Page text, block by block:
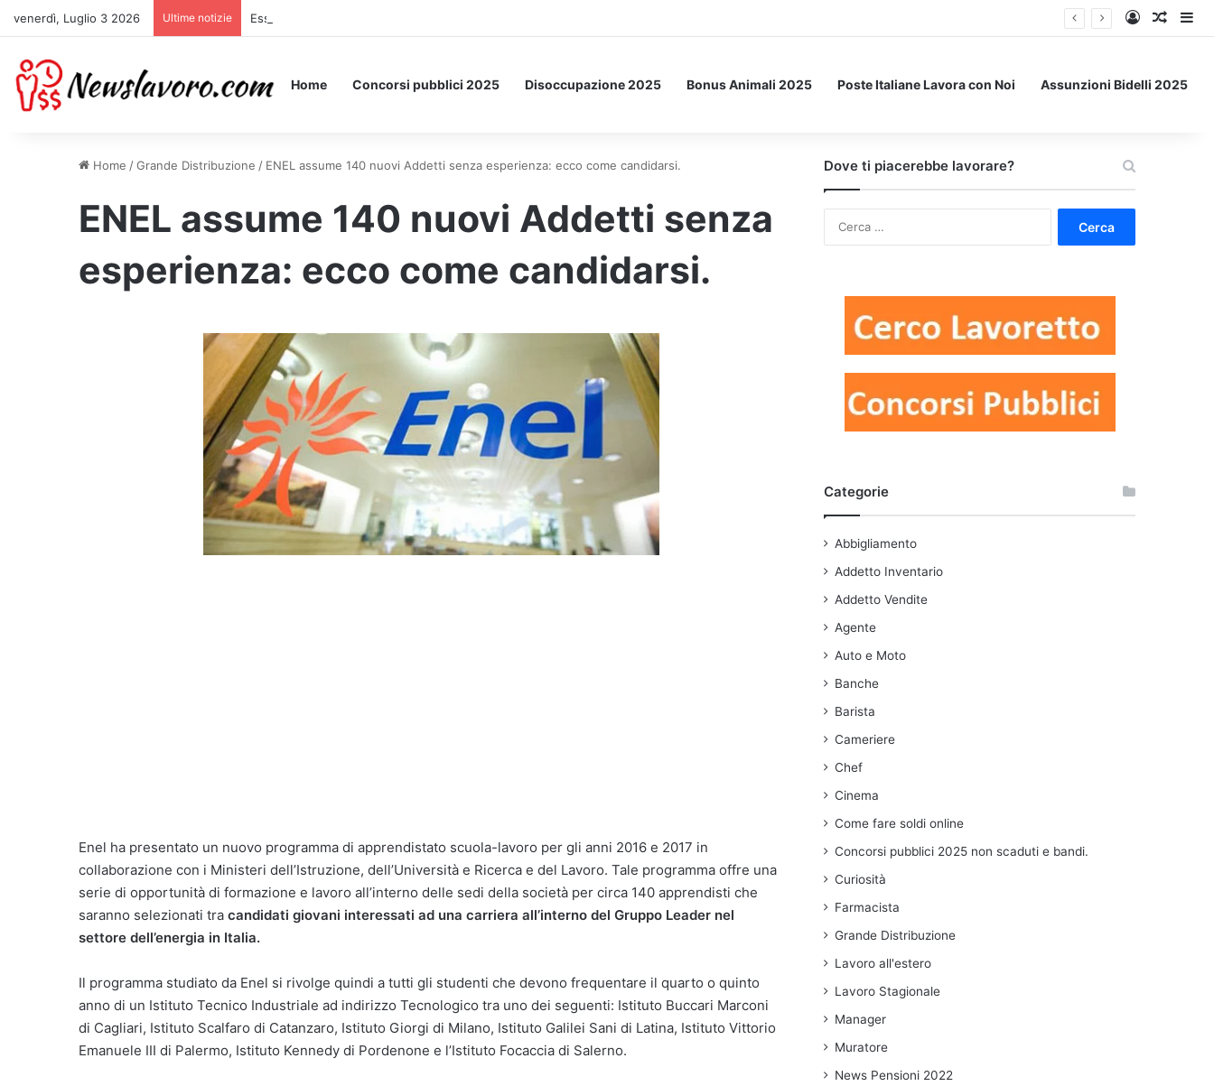
venerdì, Luglio 3 2026 Ultime notizie Essere Pagati per Stare a Letto: ecco l’esperimento spaziale. Accedi
Un
Home Concorsi pubblici 2025 Disoccupazione 2025 Bonus Animali 2025 Poste Italiane Lavora con Noi Assunzioni Bidelli 2025
Home /Grande Distribuzione / ENEL assume 140 nuovi Addetti senza esperienza: ecco come candidarsi.
ENEL assume 140 nuovi Addetti senza
esperienza: ecco come candidarsi.
Enel ha presentato un nuovo programma di apprendistato scuola-lavoro per gli anni 2016 e 2017 in
collaborazione con i Ministeri dell’Istruzione, dell’Università e Ricerca e del Lavoro. Tale programma offre una
serie di opportunità di formazione e lavoro all’interno delle sedi della società per circa 140 apprendisti che
saranno selezionati tra candidati giovani interessati ad una carriera all’interno del Gruppo Leader nel
settore dell’energia in Italia.
Il programma studiato da Enel si rivolge quindi a tutti gli studenti che devono frequentare il quarto o quinto
anno di un Istituto Tecnico Industriale ad indirizzo Tecnologico tra uno dei seguenti: Istituto Buccari Marconi
di Cagliari, Istituto Scalfaro di Catanzaro, Istituto Giorgi di Milano, Istituto Galilei Sani di Latina, Istituto Vittorio
Emanuele III di Palermo, Istituto Kennedy di Pordenone e l’Istituto Focaccia di Salerno.
Dove ti piacerebbe lavorare?
Categorie
Abbigliamento
Addetto Inventario
Addetto Vendite
Agente
Auto e Moto
Banche
Barista
Cameriere
Chef
Cinema
Come fare soldi online
Concorsi pubblici 2025 non scaduti e bandi.
Curiosità
Farmacista
Grande Distribuzione
Lavoro all'estero
Lavoro Stagionale
Manager
Muratore
News Pensioni 2022